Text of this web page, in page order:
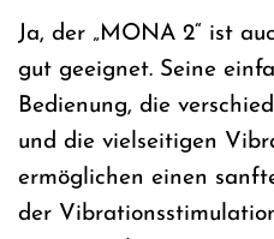
Ja, der „MONA 2“ ist
gut geeignet. Seine
Bedienung, die
und die vielseitigen
ermöglichen einen
der